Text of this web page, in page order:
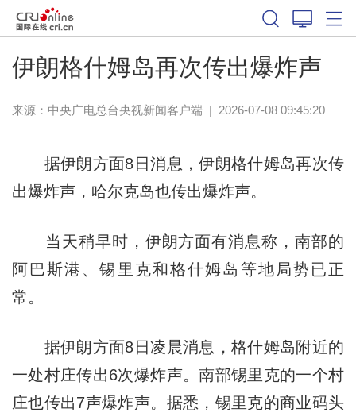
伊朗格什姆岛再次传出爆炸声
来源： 中央广电总台央视新闻客户端 | 2026-07-08 09:45:20
据伊朗方面8日消息，伊朗格什姆岛再次传
出爆炸声，哈尔克岛也传出爆炸声。
当天稍早时，伊朗方面有消息称，南部的
阿巴斯港、锡里克和格什姆岛等地局势已正
常。
据伊朗方面8日凌晨消息，格什姆岛附近的
一处村庄传出6次爆炸声。南部锡里克的一个村
庄也传出7声爆炸声。据悉，锡里克的商业码头